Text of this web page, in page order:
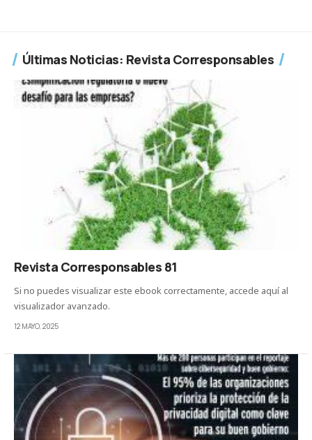
Últimas Noticias: Revista Corresponsables
Revista Corresponsables 81
Si no puedes visualizar este ebook correctamente, accede aquí al
visualizador avanzado.
12 MAYO, 2025